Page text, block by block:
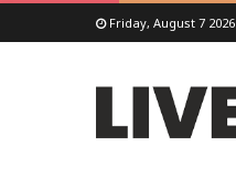
Friday, August 7 2026